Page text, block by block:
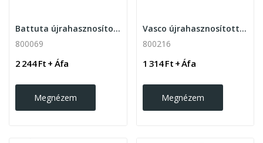
Battuta újrahasznosított rozsdamentes acél...
800069
2 244 Ft + Áfa
Megnézem
Vasco újrahasznosított mini flaska...
800216
1 314 Ft + Áfa
Megnézem